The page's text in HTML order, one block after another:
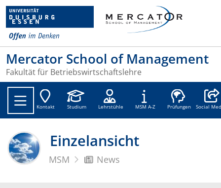
Mercator School of Management
Fakultät für Betriebswirtschaftslehre
Kontakt Studium Lehrstühle MSM A-Z Prüfungen Social
Einzelansicht
MSM News